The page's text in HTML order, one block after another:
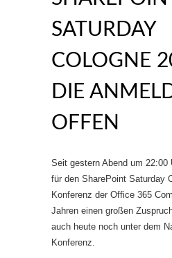
SATURDAY
COLOGNE
DIE
OFFEN
Seit gestern Abend um 22:00
für den SharePoint Saturday
Konferenz der Office 365
Jahren einen großen
auch heute noch unter dem
Konferenz.